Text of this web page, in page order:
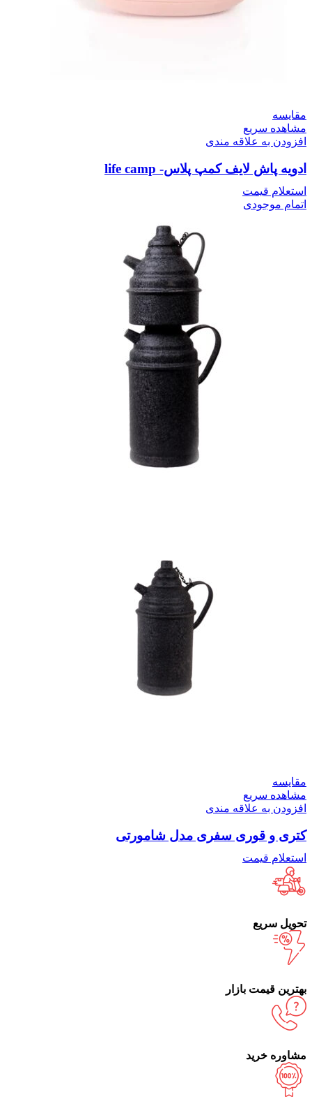
مقایسه
مشاهده سریع
افزودن به علاقه مندی
ادویه پاش لایف کمپ پلاس- life camp
استعلام قیمت
اتمام موجودی
مقایسه
مشاهده سریع
افزودن به علاقه مندی
کتری و قوری سفری مدل شامورتی
استعلام قیمت
تحویل سریع
بهترین قیمت بازار
مشاوره خرید